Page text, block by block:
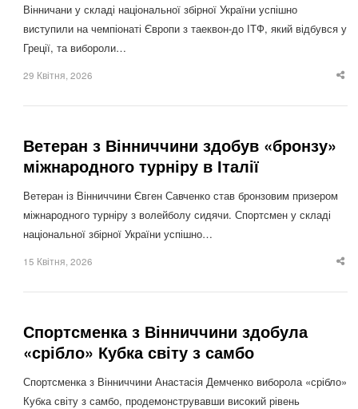
Вінничани у складі національної збірної України успішно
виступили на чемпіонаті Європи з таеквон-до ІТФ, який відбувся у
Греції, та вибороли…
29 Квітня, 2026
Ветеран з Вінниччини здобув «бронзу»
міжнародного турніру в Італії
Ветеран із Вінниччини Євген Савченко став бронзовим призером
міжнародного турніру з волейболу сидячи. Спортсмен у складі
національної збірної України успішно…
15 Квітня, 2026
Спортсменка з Вінниччини здобула
«срібло» Кубка світу з самбо
Спортсменка з Вінниччини Анастасія Демченко виборола «срібло»
Кубка світу з самбо, продемонструвавши високий рівень